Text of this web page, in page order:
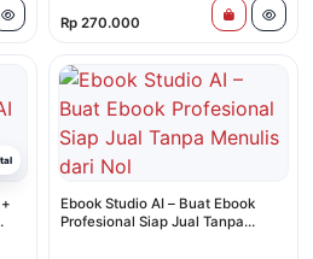
Rp 270.000
Ebook Studio AI – Buat Ebook
Profesional Siap Jual Tanpa